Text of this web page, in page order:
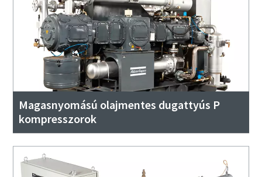
Magasnyomású olajmentes dugattyús P
kompresszorok